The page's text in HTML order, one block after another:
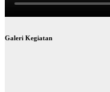
Galeri Kegiatan